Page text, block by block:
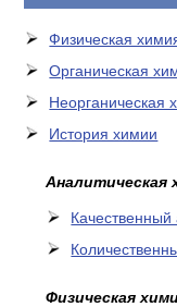
Физическая
Органическая
Неорганическая
История химии
Аналитическая
Качественный
Физическая